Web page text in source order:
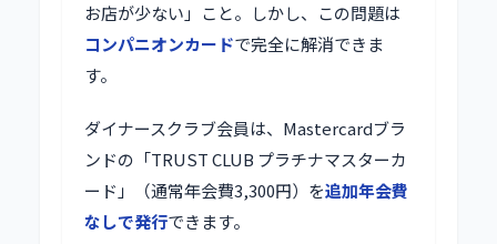
お店が少ない」こと。しかし、この問題は
コンパニオンカードで完全に解消できま
す。
ダイナースクラブ会員は、Mastercardブラ
ンドの「TRUST CLUB プラチナマスターカ
ード」（通常年会費3,300円）を追加年会費
なしで発行できます。